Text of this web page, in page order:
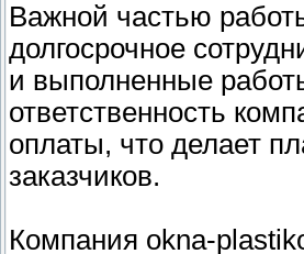
Важной частью
долгосрочное
и выполненные
ответственность
оплаты, что делает
заказчиков.
Компания okna-